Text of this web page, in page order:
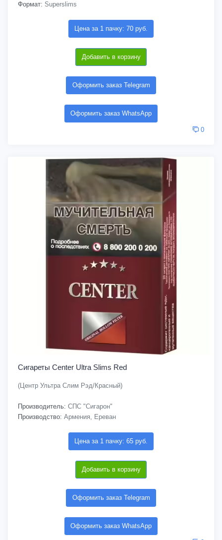
Формат: Superslims
Цена за 1 пачку: 70 руб.
Добавить в корзину
Оформить заказ Telegram
Оформить заказ WhatsApp
0
Сигареты Center Ultra Slims Red
(Центр Ультра Слим Рэд/Красный)
Производитель: СПС "Сигарон"
Производство: Армения, Ереван
Цена за 1 пачку: 65 руб.
Добавить в корзину
Оформить заказ Telegram
Оформить заказ WhatsApp